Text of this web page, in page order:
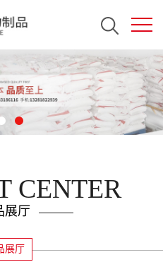
CENTER
展厅
展厅